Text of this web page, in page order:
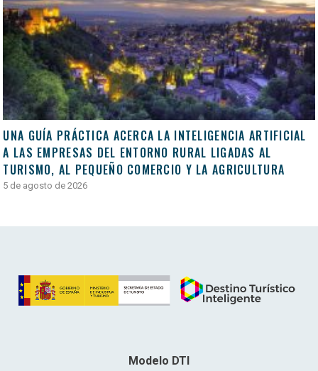
UNA GUÍA PRÁCTICA ACERCA LA INTELIGENCIA ARTIFICIAL
A LAS EMPRESAS DEL ENTORNO RURAL LIGADAS AL
TURISMO, AL PEQUEÑO COMERCIO Y LA AGRICULTURA
5 de agosto de 2026
Modelo DTI